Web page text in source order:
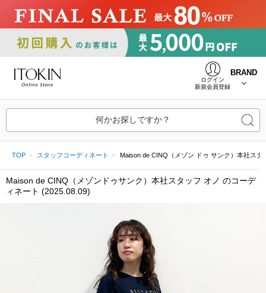
ログイン
新規会員登録
BRAND
何かお探しですか？
TOP スタッフコーディネート Maison de CINQ（メゾン ドゥ サンク）本社スタ
Maison de CINQ（メゾンドゥサンク）本社スタッフ オノ のコーデ
ィネート (2025.08.09)